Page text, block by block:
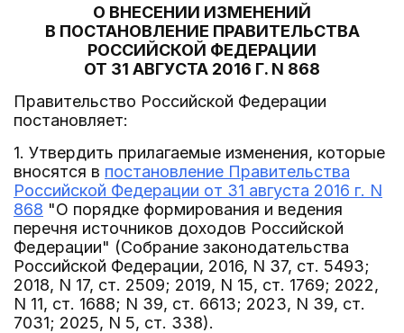
О ВНЕСЕНИИ ИЗМЕНЕНИЙ
В ПОСТАНОВЛЕНИЕ ПРАВИТЕЛЬСТВА
РОССИЙСКОЙ ФЕДЕРАЦИИ
ОТ 31 АВГУСТА 2016 Г. N 868
Правительство Российской Федерации
постановляет:
1. Утвердить прилагаемые изменения, которые
вносятся в постановление Правительства
Российской Федерации от 31 августа 2016 г. N
868 "О порядке формирования и ведения
перечня источников доходов Российской
Федерации" (Собрание законодательства
Российской Федерации, 2016, N 37, ст. 5493;
2018, N 17, ст. 2509; 2019, N 15, ст. 1769; 2022,
N 11, ст. 1688; N 39, ст. 6613; 2023, N 39, ст.
7031; 2025, N 5, ст. 338).